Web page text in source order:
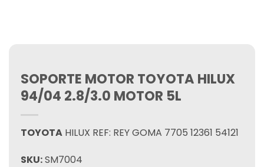
SOPORTE MOTOR TOYOTA HILUX
94/04 2.8/3.0 MOTOR 5L
TOYOTA HILUX REF: REY GOMA 7705 12361 54121
SKU:SM7004